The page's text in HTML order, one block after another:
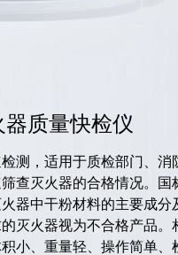
器质量快检仪
测，适用于质检部门、消
查灭火器的合格情况。国
器中干粉材料的主要成分
灭火器视为不合格产品。
小、重量轻、操作简单、